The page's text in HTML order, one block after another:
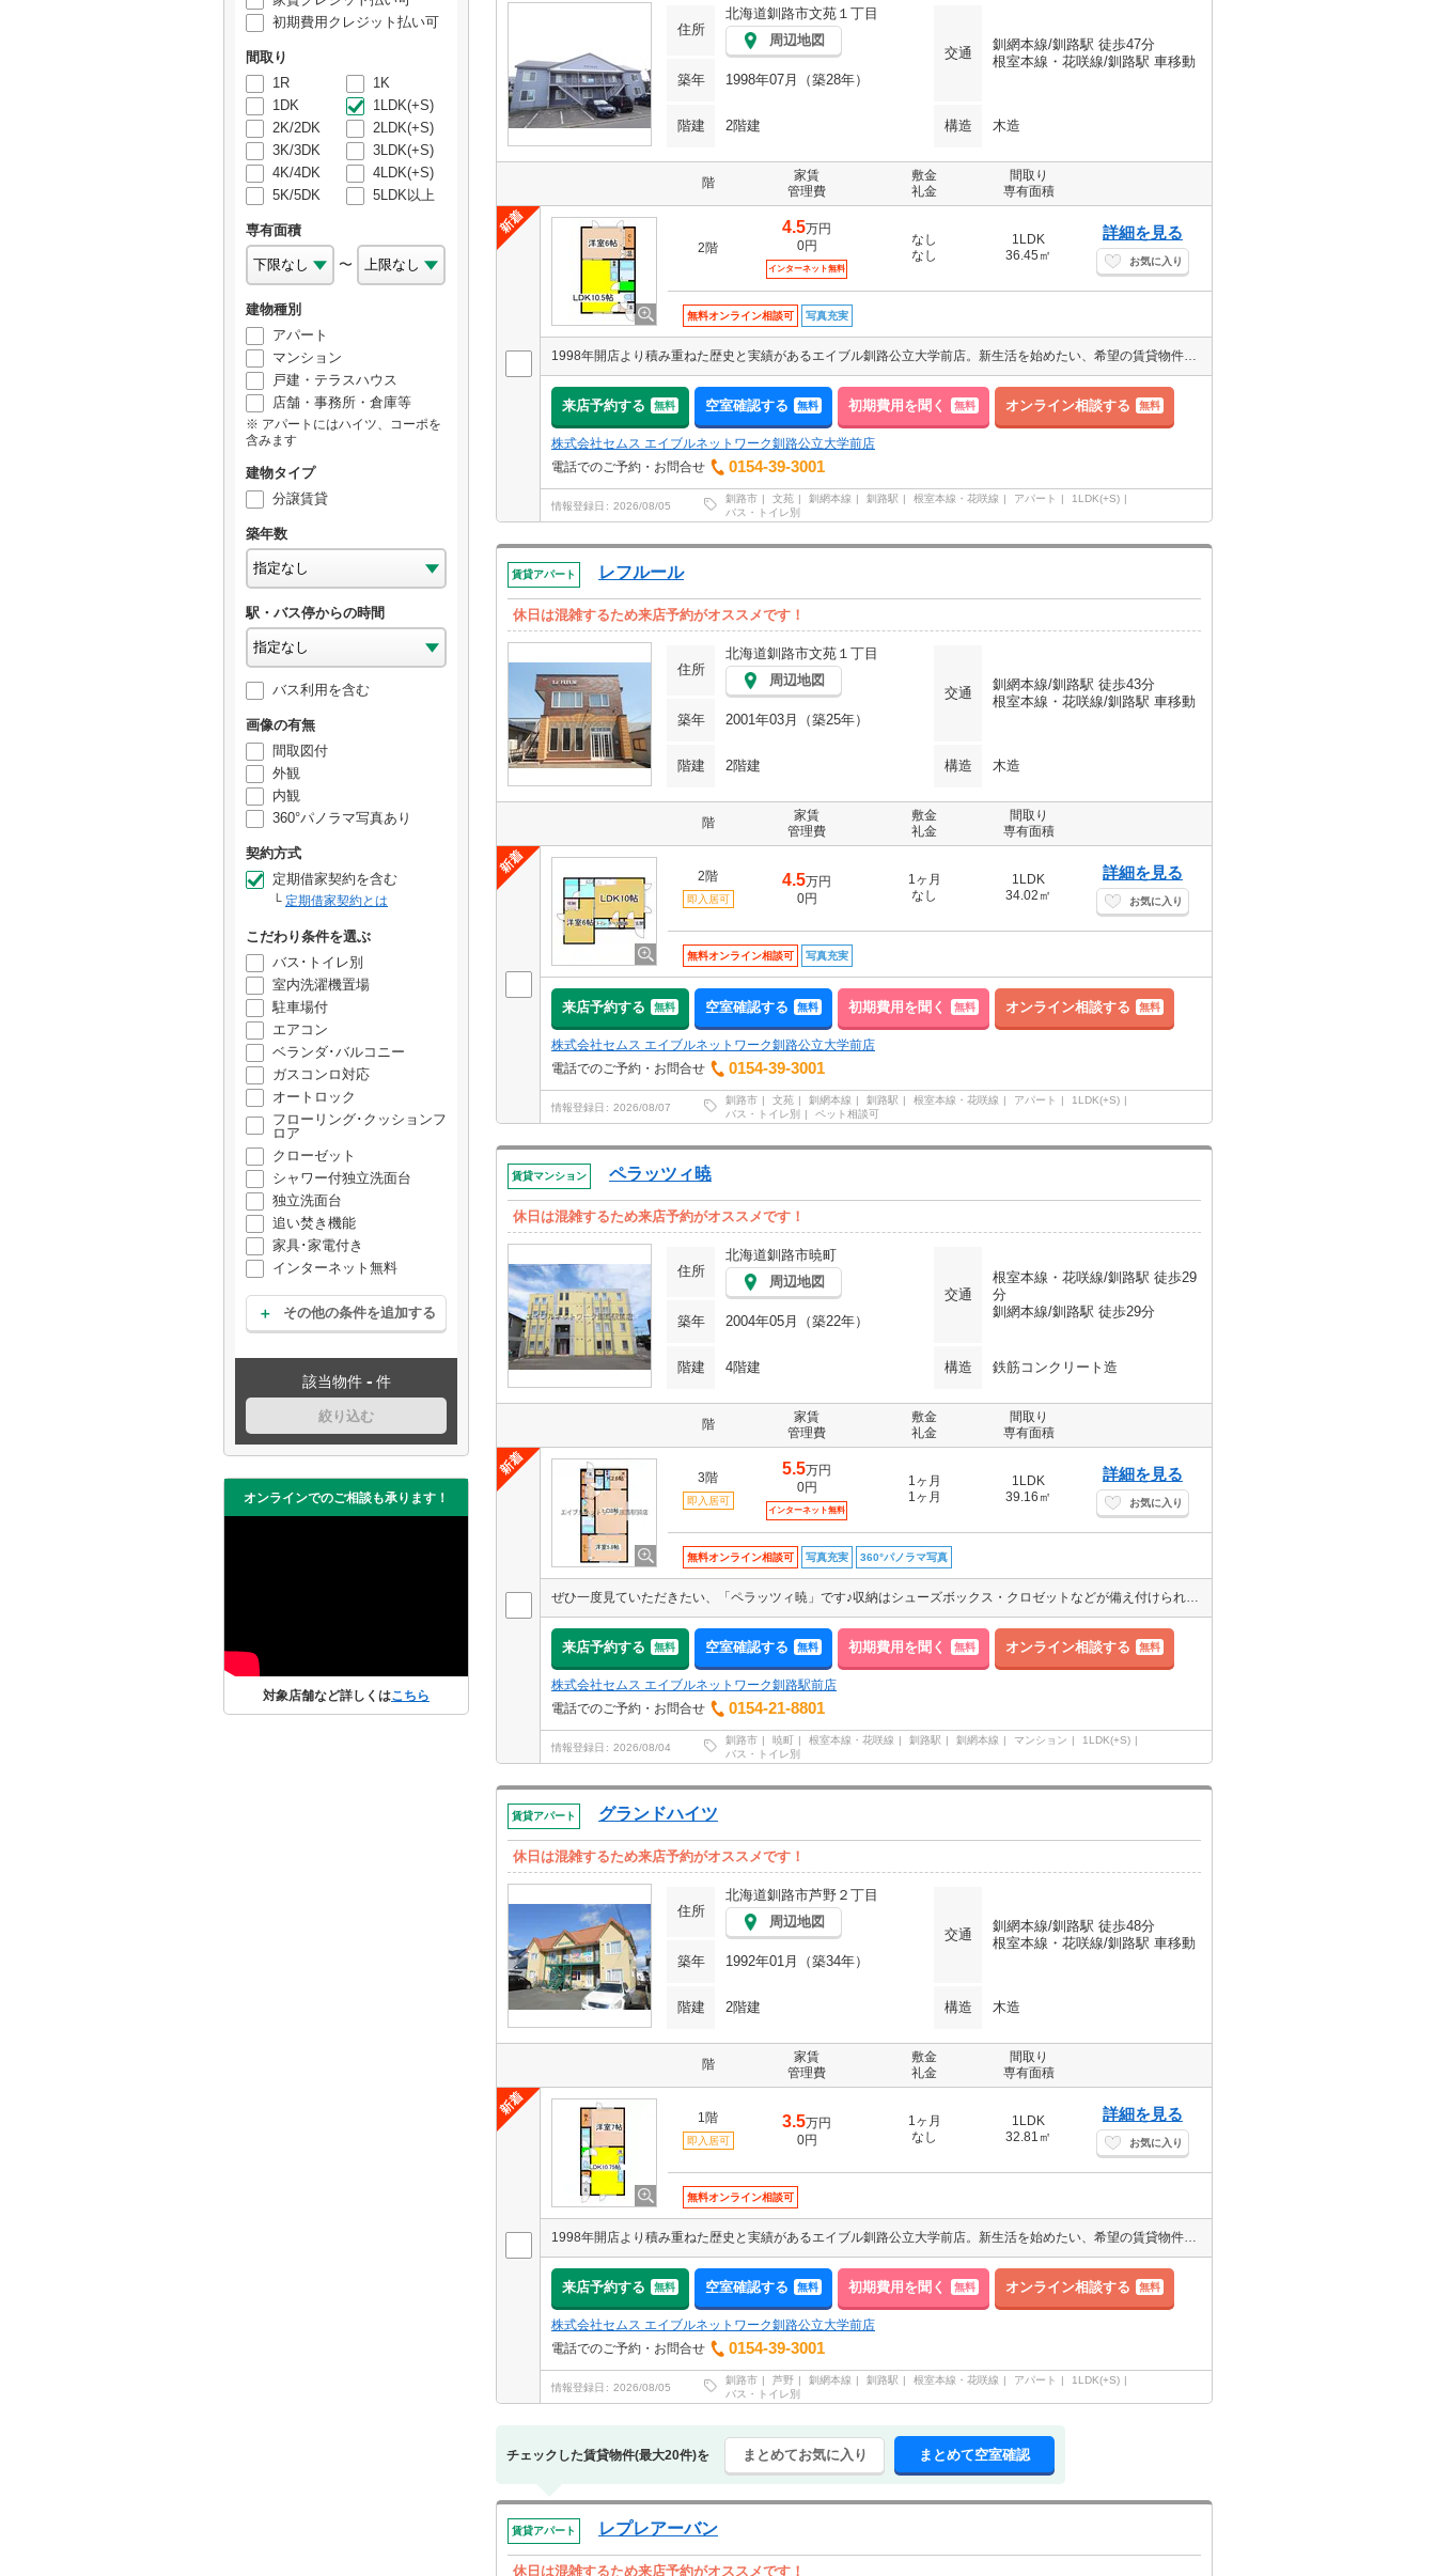
初期費用クレジット払い可
間取り
1R
1K
1DK
1LDK(+S)
2K/2DK
2LDK(+S)
3K/3DK
3LDK(+S)
4K/4DK
4LDK(+S)
5K/5DK
5LDK以上
専有面積
〜
建物種別
アパート
マンション
戸建・テラスハウス
店舗・事務所・倉庫等
アパートにはハイツ、コーポを
含みます
建物タイプ
分譲賃貸
築年数
駅・バス停からの時間
バス利用を含む
画像の有無
間取図付
外観
内観
360°パノラマ写真あり
契約方式
定期借家契約を含む
定期借家契約とは
こだわり条件を選ぶ
バス･トイレ別
室内洗濯機置場
駐車場付
エアコン
ベランダ･バルコニー
ガスコンロ対応
オートロック
フローリング･クッションフ
ロア
クローゼット
シャワー付独立洗面台
独立洗面台
追い焚き機能
家具･家電付き
インターネット無料
その他の条件を追加する
該当物件 - 件
絞り込む
オンラインでのご相談も承ります！
対象店舗など詳しくはこちら
住所
北海道釧路市文苑１丁目
周辺地図
交通
釧網本線/釧路駅 徒歩47分
根室本線・花咲線/釧路駅 車移動
築年
1998年07月（築28年）
階建 2階建 構造 木造
階
家賃
管理費
敷金
礼金
間取り
専有面積
2階
4.5万円
0円
インターネット無料
なし
なし
1LDK
36.45㎡
詳細を見る
お気に入り
無料オンライン相談可 写真充実
1998年開店より積み重ねた歴史と実績があるエイブル釧路公立大学前店。新生活を始めたい、希望の賃貸物件があるか探してみたい、引越エリアを相談したい等、お部屋探しにまつわることをサポートさせて頂きます。
来店予約する 無料 空室確認する 無料 初期費用を聞く 無料 オンライン相談する 無料
株式会社セムス エイブルネットワーク釧路公立大学前店
電話でのご予約・お問合せ
0154-39-3001
情報登録日 2026/08/05
釧路市 文苑 釧網本線 釧路駅 根室本線・花咲線 アパート
1LDK(+S)
バス・トイレ別
賃貸アパート レフルール
休日は混雑するため来店予約がオススメです！
住所
北海道釧路市文苑１丁目
周辺地図
交通
釧網本線/釧路駅 徒歩43分
根室本線・花咲線/釧路駅 車移動
築年
2001年03月（築25年）
階建 2階建 構造 木造
階
家賃
管理費
敷金
礼金
間取り
専有面積
2階
即入居可
4.5万円
0円
1ヶ月
なし
1LDK
34.02㎡
詳細を見る
お気に入り
無料オンライン相談可 写真充実
来店予約する 無料 空室確認する 無料 初期費用を聞く 無料 オンライン相談する 無料
株式会社セムス エイブルネットワーク釧路公立大学前店
電話でのご予約・お問合せ
0154-39-3001
情報登録日 2026/08/07
釧路市 文苑 釧網本線 釧路駅 根室本線・花咲線 アパート
1LDK(+S)
バス・トイレ別
ペット相談可
賃貸マンション ペラッツィ暁
休日は混雑するため来店予約がオススメです！
住所
北海道釧路市暁町
周辺地図
交通
根室本線・花咲線/釧路駅 徒歩29
分
釧網本線/釧路駅 徒歩29分
築年 2004年05月（築22年）
階建 4階建 構造 鉄筋コンクリート造
階
家賃
管理費
敷金
礼金
間取り
専有面積
3階
即入居可
5.5万円
0円
インターネット無料
1ヶ月
1ヶ月
1LDK
39.16㎡
詳細を見る
お気に入り
無料オンライン相談可 写真充実 360°パノラマ写真
ぜひ一度見ていただきたい、「ペラッツィ暁」です♪収納はシューズボックス・クロゼットなどが備え付けられているので、衣類や日用品の収納に重宝します♪エイブルネットワーク釧路駅前店 株式会社セムスはお客様のよりよい住まい探しのお手伝いをいたします♪個々のこだわりやご要望はスタッフまでお気軽にお申し付けください(*^^*)
来店予約する 無料 空室確認する 無料 初期費用を聞く 無料 オンライン相談する 無料
株式会社セムス エイブルネットワーク釧路駅前店
電話でのご予約・お問合せ
0154-21-8801
情報登録日 2026/08/04
釧路市 暁町 根室本線・花咲線 釧路駅 釧網本線 マンション
1LDK(+S)
バス・トイレ別
賃貸アパート グランドハイツ
休日は混雑するため来店予約がオススメです！
住所
北海道釧路市芦野２丁目
周辺地図
交通
釧網本線/釧路駅 徒歩48分
根室本線・花咲線/釧路駅 車移動
築年
1992年01月（築34年）
階建 2階建 構造 木造
階
家賃
管理費
敷金
礼金
間取り
専有面積
1階
即入居可
3.5万円
0円
1ヶ月
なし
1LDK
32.81㎡
詳細を見る
お気に入り
無料オンライン相談可
1998年開店より積み重ねた歴史と実績があるエイブル釧路公立大学前店。新生活を始めたい、希望の賃貸物件があるか探してみたい、引越エリアを相談したい等、お部屋探しにまつわることをサポートさせて頂きます。
来店予約する 無料 空室確認する 無料 初期費用を聞く 無料 オンライン相談する 無料
株式会社セムス エイブルネットワーク釧路公立大学前店
電話でのご予約・お問合せ
0154-39-3001
情報登録日 2026/08/05
釧路市 芦野 釧網本線 釧路駅 根室本線・花咲線 アパート
1LDK(+S)
バス・トイレ別
チェックした賃貸物件(最大20件)を まとめてお気に入り まとめて空室確認
賃貸アパート レプレアーバン
休日は混雑するため来店予約がオススメです！